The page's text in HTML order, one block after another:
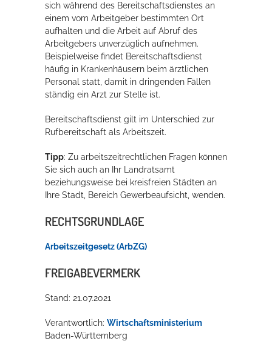
sich während des Bereitschaftsdienstes an
einem vom Arbeitgeber bestimmten Ort
aufhalten und die Arbeit auf Abruf des
Arbeitgebers unverzüglich aufnehmen.
Beispielweise findet Bereitschaftsdienst
häufig in Krankenhäusern beim ärztlichen
Personal statt, damit in dringenden Fällen
ständig ein Arzt zur Stelle ist.
Bereitschaftsdienst gilt im Unterschied zur
Rufbereitschaft als Arbeitszeit.
Tipp: Zu arbeitszeitrechtlichen Fragen können
Sie sich auch an Ihr Landratsamt
beziehungsweise bei kreisfreien Städten an
Ihre Stadt, Bereich Gewerbeaufsicht, wenden.
RECHTSGRUNDLAGE
Arbeitszeitgesetz (ArbZG)
FREIGABEVERMERK
Stand: 21.07.2021
Verantwortlich: Wirtschaftsministerium
Baden-Württemberg